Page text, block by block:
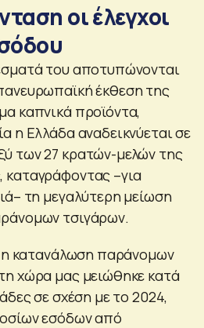
οι έλεγχοι
του αποτυπώνονται
έκθεση της
καπνικά προϊόντα,
η Ελλάδα αναδεικνύεται σε
των 27 κρατών-μελών της
–για
τη μεγαλύτερη μείωση
τσιγάρων.
η κατανάλωση παράνομων
χώρα μας μειώθηκε κατά
σε σχέση με το 2024,
εσόδων από